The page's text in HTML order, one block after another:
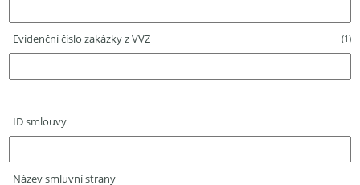
Evidenční číslo zakázky z VVZ (1)
ID smlouvy
Název smluvní strany